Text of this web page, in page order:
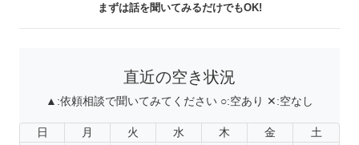
まずは話を聞いてみるだけでもOK!
直近の空き状況
▲:依頼相談で聞いてみてください ○:空あり ✕:空なし
日 月 火 水 木 金 土